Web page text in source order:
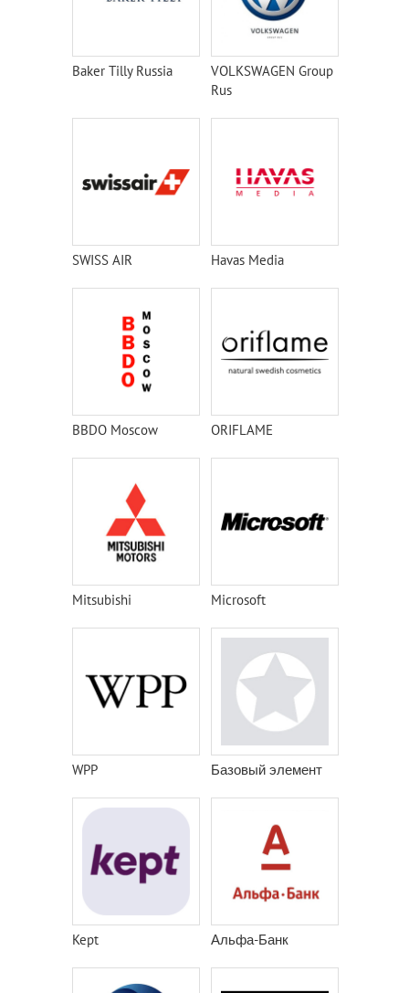
Baker Tilly Russia
VOLKSWAGEN Group
Rus
SWISS AIR Havas Media
BBDO Moscow ORIFLAME
Mitsubishi Microsoft
WPP Базовый элемент
Kept Альфа-Банк